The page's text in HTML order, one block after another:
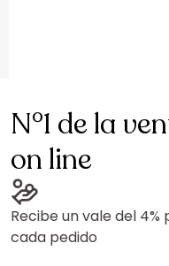
N°1 de la
on line
Recibe un vale del 4%
cada pedido